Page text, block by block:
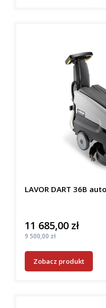
LAVOR DART 36B
Cena
11 685,00 zł
Cena
9 500,00 zł
Zobacz produkt